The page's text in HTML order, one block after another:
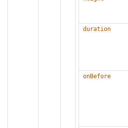
duration
onBefore